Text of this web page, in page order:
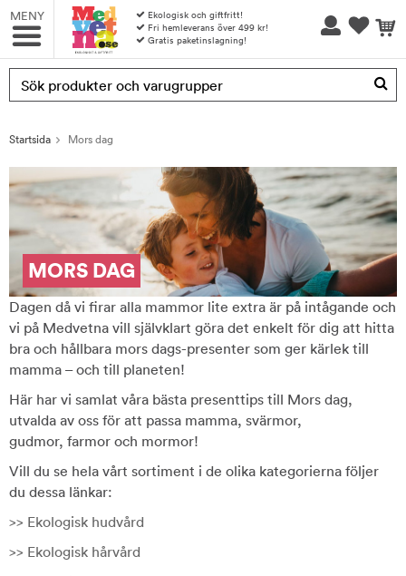
MENY
Ekologisk och giftfritt!
Fri hemleverans över 499 kr!
Gratis paketinslagning!
Produkten har blivit tillagd i varukorgen
Startsida Mors dag
MORS DAG
Dagen då vi firar alla mammor lite extra är på intågande och
vi på Medvetna vill självklart göra det enkelt för dig att hitta
bra och hållbara mors dags-presenter som ger kärlek till
mamma – och till planeten!
Här har vi samlat våra bästa presenttips till Mors dag,
utvalda av oss för att passa mamma, svärmor,
gudmor, farmor och mormor!
Vill du se hela vårt sortiment i de olika kategorierna följer
du dessa länkar:
>> Ekologisk hudvård
>> Ekologisk hårvård